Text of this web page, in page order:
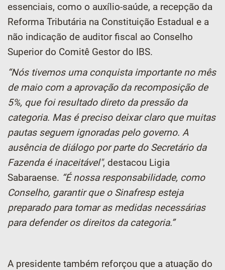
essenciais, como o auxílio-saúde, a recepção da
Reforma Tributária na Constituição Estadual e a
não indicação de auditor fiscal ao Conselho
Superior do Comitê Gestor do IBS.
“Nós tivemos uma conquista importante no mês
de maio com a aprovação da recomposição de
5%, que foi resultado direto da pressão da
categoria. Mas é preciso deixar claro que muitas
pautas seguem ignoradas pelo governo. A
ausência de diálogo por parte do Secretário da
Fazenda é inaceitável", destacou Ligia
Sabaraense. “É nossa responsabilidade, como
Conselho, garantir que o Sinafresp esteja
preparado para tomar as medidas necessárias
para defender os direitos da categoria.”
A presidente também reforçou que a atuação do